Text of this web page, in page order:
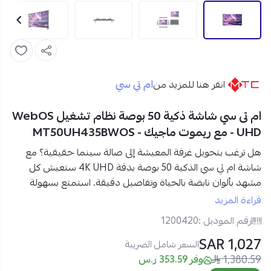
انقر هنا للمزيد منام تي سي
ام تى سي شاشة ذكية 50 بوصة نظام تشغيل WebOS
- UHD مع ريموت ماجيك - MT50UH435BWOS
هل ترغب بتحويل غرفة المعيشة إلى صالة سينما حقيقية؟ مع
شاشة ام تي سي الذكية 50 بوصة بدقة 4K UHD
ستعيش كل
مشهد بألوان نابضة بالحياة وتفاصيل دقيقة. استمتع بسهولة
التحكم بالصوت والتنقل بين القنوات والتطبيقات بسلاسة مطلقة.
مواصفات شاشة ام تي سي الذكية 50 بوصة ماجيك في السعودية:
قراءة المزيد
رقم الموديل :1200420
1,027 SAR السعر شامل الضريبة
1,380.59 وفر 353.59 ر.س